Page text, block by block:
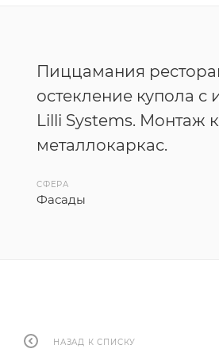
Пиццамания
остекление купола
Lilli Systems. Монтаж
металлокаркас.
СФЕРА
Фасады
НАЗАД К СПИСКУ